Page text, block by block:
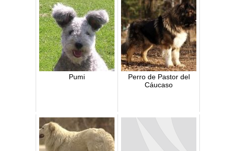
Pumi
Perro de Pastor del
Cáucaso